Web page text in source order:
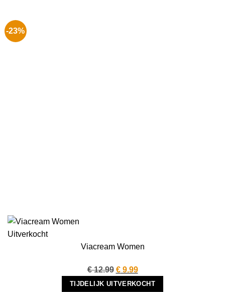
-23%
Uitverkocht
Viacream Women
€12.99 Oorspronkelijke
prijs
€9.99Huidige
prijs
TIJDELIJK UITVERKOCHT